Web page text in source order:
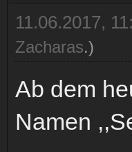
11.06.2017,
Zacharas.)
Ab dem
Namen